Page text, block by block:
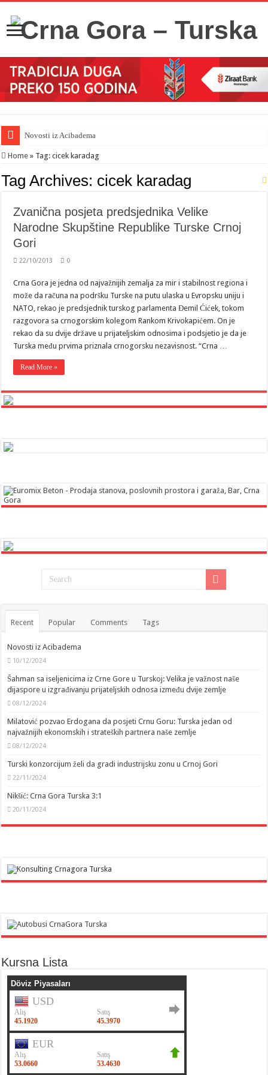
Novosti iz Acibadema
Home » Tag:cicek karadag
Tag Archives: cicek karadag
Zvanična posjeta predsjednika Velike
Narodne Skupštine Republike Turske Crnoj
Gori
22/10/2013 0
Crna Gora je jedna od najvažnijih zemalja za mir i stabilnost regiona i
može da računa na podršku Turske na putu ulaska u Evropsku uniju i
NATO, rekao je predsjednik turskog parlamenta Đemil Ćićek, tokom
razgovora sa crnogorskim kolegom Rankom Krivokapićem. On je
rekao da su dvije države u prijateljskim odnosima i podsjetio je da je
Turska među prvima priznala crnogorsku nezavisnost. “Crna …
Read More »
Recent Popular Comments Tags
Novosti iz Acibadema
10/12/2024
Šahman sa iseljenicima iz Crne Gore u Turskoj: Velika je važnost naše
dijaspore u izgrađivanju prijateljskih odnosa između dvije zemlje
08/12/2024
Milatović pozvao Erdogana da posjeti Crnu Goru: Turska jedan od
najvažnijih ekonomskih i strateških partnera naše zemlje
08/12/2024
Turski konzorcijum želi da gradi industrijsku zonu u Crnoj Gori
22/11/2024
Nikšić: Crna Gora Turska 3:1
20/11/2024
Kursna Lista